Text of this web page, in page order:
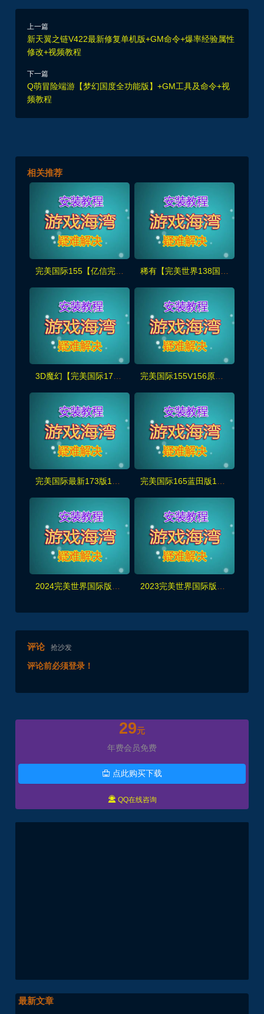
上一篇
新天翼之链V422最新修复单机版+GM命令+爆率经验属性
修改+视频教程
下一篇
Q萌冒险端游【梦幻国度全功能版】+GM工具及命令+视
频教程
相关推荐
完美国际155【亿信完美】6职业怀旧仿官第二版,带玩法攻略+管理后台+GM工具及命令+视频教程
完美国际155V156原开服版【仙恋完美6职业】仿官+简易攻略+GM命令及工具+安装视频教程
评论 抢沙发
评论前必须登录！
29元
年费会员免费
 点此购买下载
 QQ在线咨询
最新文章